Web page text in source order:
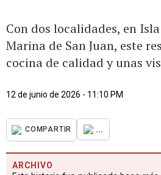
Con dos localidades, en
Marina de San Juan, este
cocina de calidad y unas
12 de junio de 2026 - 11:10 PM
COMPARTIR ...
ARCHIVO